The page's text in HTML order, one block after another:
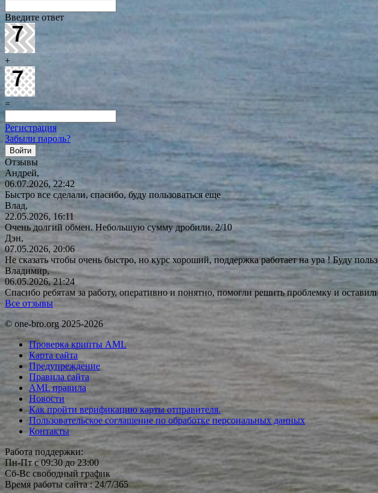
Введите ответ
+
=
Регистрация
Забыли пароль?
Отзывы
Андрей,
06.07.2026, 22:42
Быстро все сделали, спасибо, буду пользоваться еще
Влад,
22.05.2026, 16:11
Очень долгий обмен. Небольшую сумму дробили. 2/10
Дэн,
07.05.2026, 20:06
Не сказать чтобы очень быстро, но курс хороший, поддержка работает на ура ! Буду
Владимир,
06.05.2026, 21:24
Спасибо ребятам за работу, оперативно и понятно, помогли решить проблемку и
Все отзывы
© one-bro.org 2025-2026
Проверка крипты AML
Карта сайта
Предупреждение
Правила сайта
AML правила
Новости
Как пройти верификацию карты отправителя.
Пользовательское соглашение по обработке персональных данных
Контакты
Работа поддержки:
Пн-Пт с 09:30 до 23:00
Сб-Вс свободный график
Время работы сайта : 24/7/365